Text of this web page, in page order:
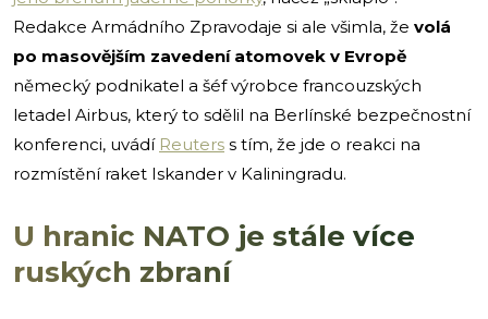
Redakce Armádního Zpravodaje si ale všimla, že volá
po masovějším zavedení atomovek v Evropě
německý podnikatel a šéf výrobce francouzských
letadel Airbus, který to sdělil na Berlínské bezpečnostní
konferenci, uvádí Reuters s tím, že jde o reakci na
rozmístění raket Iskander v Kaliningradu.
U hranic NATO je stále více
ruských zbraní